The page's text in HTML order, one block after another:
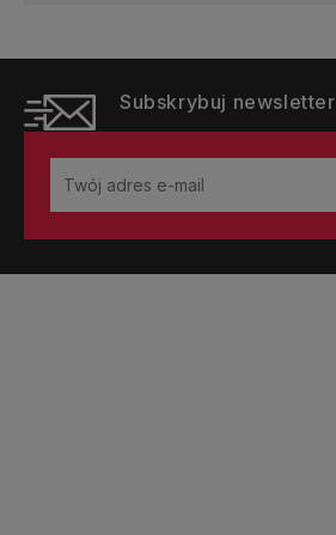
Subskrybuj newsletter